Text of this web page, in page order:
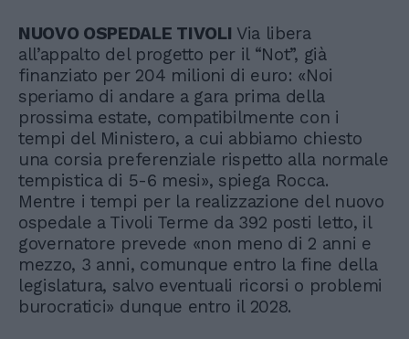
NUOVO OSPEDALE TIVOLI Via libera
all’appalto del progetto per il “Not”, già
finanziato per 204 milioni di euro: «Noi
speriamo di andare a gara prima della
prossima estate, compatibilmente con i
tempi del Ministero, a cui abbiamo chiesto
una corsia preferenziale rispetto alla normale
tempistica di 5-6 mesi», spiega Rocca.
Mentre i tempi per la realizzazione del nuovo
ospedale a Tivoli Terme da 392 posti letto, il
governatore prevede «non meno di 2 anni e
mezzo, 3 anni, comunque entro la fine della
legislatura, salvo eventuali ricorsi o problemi
burocratici» dunque entro il 2028.